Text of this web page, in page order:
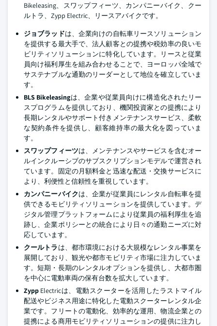
Bikeleasing、スワップフィーツ、カンパニーバイク、クー
ルトラ、Zypp Electric、リースアバイクです。
ジョブラッドは、企業向けの自転車リースソリューション
を提供する最大手で、法人顧客との提携や税効率の良いモ
ビリティソリューションに特化しています。リースと従業
員向け福利厚生を組み合わせることで、ヨーロッパ全域で
サステナブルな通勤のリーダーとして地位を確立していま
す。
BLS Bikeleasingは、企業や従業員向けに構造化されたリー
スプログラムを提供しており、機関投資家との提携により
長期レンタルやサポート付きメンテナンスサービス、柔軟
な契約条件を提供し、顧客維持率の最大化を図っていま
す。
スワップフィーツは、メンテナンスやサービスを含むオー
ルインクルーシブのサブスクリプションモデルで運営され
ています。固定の月額料金と迅速な配送・交換サービスに
より、利便性と信頼性を重視しています。
カンパニーバイクは、企業が従業員にレンタル自転車を提
供できるモビリティソリューションを提供しています。デ
ジタル管理プラットフォームにより従業員の福利厚生を追
跡し、企業ポリシーとの統合により日々の通勤ニーズに対
応しています。
クールトラは、都市環境における大規模なレンタル事業を
展開しており、観光や都市モビリティ市場に注力していま
す。短期・長期のレンタルオプションを提供し、大都市圏
を中心に電動車両の保有台数を拡大しています。
Zypp Electricは、電動スクーターを活用したラストマイル
配送やビジネス用途に特化した電動スクーターレンタル企
業です。フリートの電動化、効率的な運用、物流企業との
提携による商用モビリティソリューションの提供に注力し